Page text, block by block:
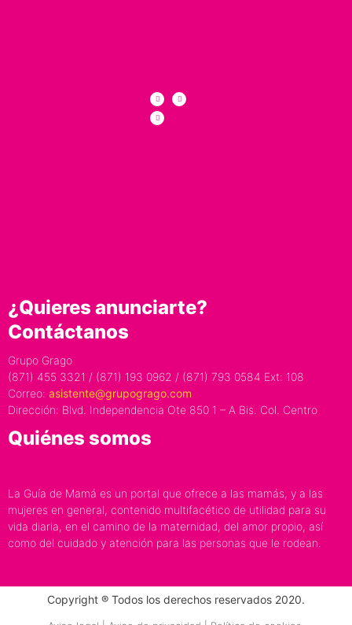
¿Quieres anunciarte?
Contáctanos
Grupo Grago
(871) 455 3321 / (871) 193 0962 / (871) 793 0584 Ext: 108
Correo: asistente@grupogrago.com
Dirección: Blvd. Independencia Ote 850 1 – A Bis. Col. Centro
Quiénes somos
La Guía de Mamá es un portal que ofrece a las mamás, y a las
mujeres en general, contenido multifacético de utilidad para su
vida diaria, en el camino de la maternidad, del amor propio, así
como del cuidado y atención para las personas que le rodean.
Copyright ® Todos los derechos reservados 2020.